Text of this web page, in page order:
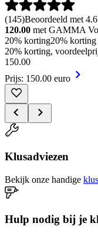
(145)Beoordeeld met
120.00 met GAMMA
20% korting20% korting
20% korting,
150.00
Prijs: 150.00 euro
Klusadviezen
Bekijk onze handige
Hulp nodig bij je